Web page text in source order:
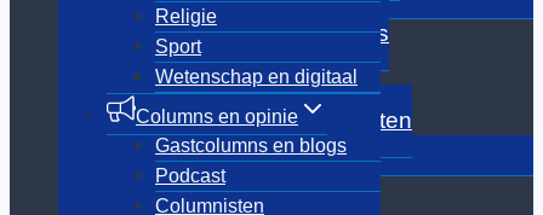
Religie
Sport
Wetenschap en digitaal
Columns en opinie
Gastcolumns en blogs
Podcast
Columnisten
submenu
Gastcolumns en blogs
Podcast
Columnisten
Archief Oud-columnisten
Cultuur
Toggle
submenu
Boeken